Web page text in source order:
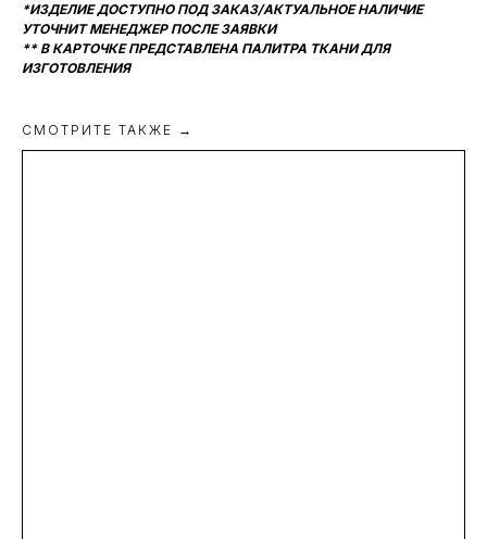
*ИЗДЕЛИЕ ДОСТУПНО ПОД ЗАКАЗ/АКТУАЛЬНОЕ НАЛИЧИЕ
УТОЧНИТ МЕНЕДЖЕР ПОСЛЕ ЗАЯВКИ
** В КАРТОЧКЕ ПРЕДСТАВЛЕНА ПАЛИТРА ТКАНИ ДЛЯ
ИЗГОТОВЛЕНИЯ
СМОТРИТЕ ТАКЖЕ →